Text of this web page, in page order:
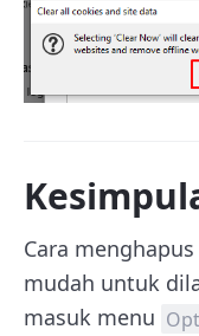
Cara
mudah untuk
masuk menu